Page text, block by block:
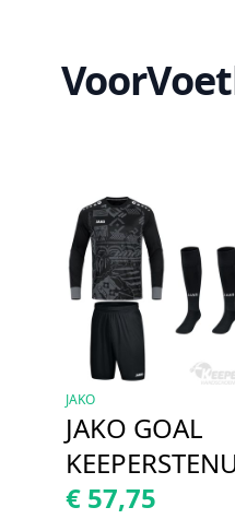
JAKO
JAKO GOAL
€ 57,75